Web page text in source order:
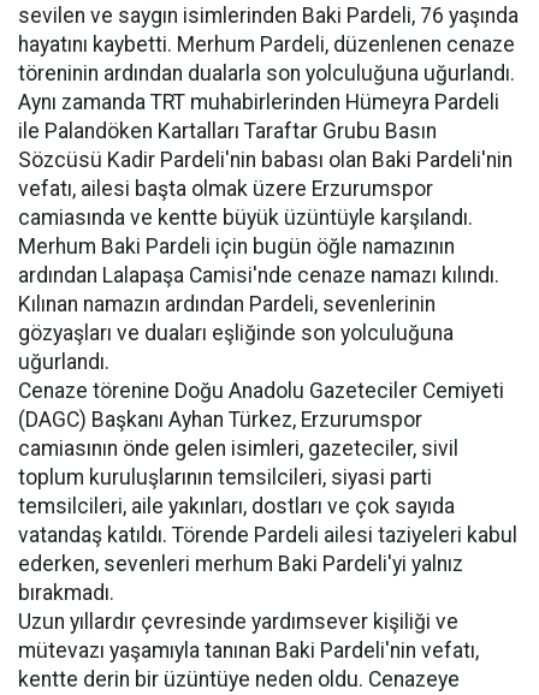
sevilen ve saygın isimlerinden Baki Pardeli, 76 yaşında
hayatını kaybetti. Merhum Pardeli, düzenlenen cenaze
töreninin ardından dualarla son yolculuğuna uğurlandı.
Aynı zamanda TRT muhabirlerinden Hümeyra Pardeli
ile Palandöken Kartalları Taraftar Grubu Basın
Sözcüsü Kadir Pardeli'nin babası olan Baki Pardeli'nin
vefatı, ailesi başta olmak üzere Erzurumspor
camiasında ve kentte büyük üzüntüyle karşılandı.
Merhum Baki Pardeli için bugün öğle namazının
ardından Lalapaşa Camisi'nde cenaze namazı kılındı.
Kılınan namazın ardından Pardeli, sevenlerinin
gözyaşları ve duaları eşliğinde son yolculuğuna
uğurlandı.
Cenaze törenine Doğu Anadolu Gazeteciler Cemiyeti
(DAGC) Başkanı Ayhan Türkez, Erzurumspor
camiasının önde gelen isimleri, gazeteciler, sivil
toplum kuruluşlarının temsilcileri, siyasi parti
temsilcileri, aile yakınları, dostları ve çok sayıda
vatandaş katıldı. Törende Pardeli ailesi taziyeleri kabul
ederken, sevenleri merhum Baki Pardeli'yi yalnız
bırakmadı.
Uzun yıllardır çevresinde yardımsever kişiliği ve
mütevazı yaşamıyla tanınan Baki Pardeli'nin vefatı,
kentte derin bir üzüntüye neden oldu. Cenazeye